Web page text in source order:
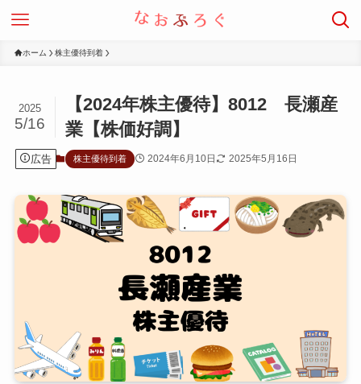
ホーム 株主優待到着
【2024年株主優待】8012 長瀬産
業【株価好調】
2025
5/16
広告 株主優待到着 2024年6月10日 2025年5月16日